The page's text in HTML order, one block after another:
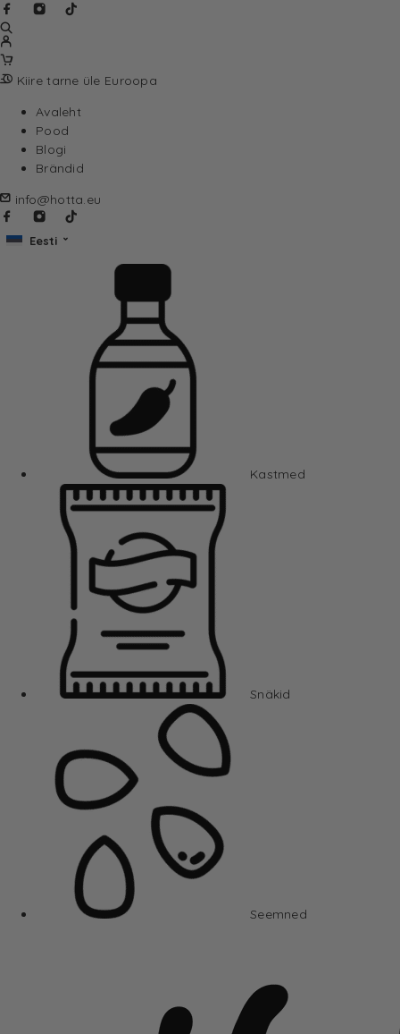
Kiire tarne üle Euroopa
Avaleht
Pood
Blogi
Brändid
info@hotta.eu
Eesti
Kastmed
Snäkid
Seemned